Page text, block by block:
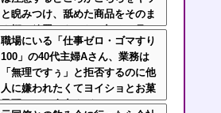
と睨みつけ、舐めた商品をそのま
ま棚へ放置…あんなの初めて見
た・・・
職場にいる「仕事ゼロ・ゴマすり
100」の40代主婦Aさん、業務は
「無理ですぅ」と拒否するのに他
人に嫌われたくてヨイショとお菓
子配りだけ全力すぎる